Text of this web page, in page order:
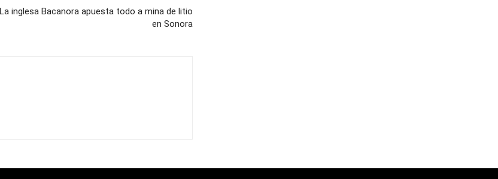
La inglesa Bacanora apuesta todo a mina de litio
en Sonora